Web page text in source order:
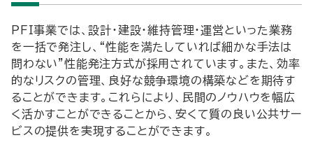
PFI事業では、設計・建設・維持管理・運営といった業務
を一括で発注し、“性能を満たしていれば細かな手法は
問わない”性能発注方式が採用されています。また、効率
的なリスクの管理、良好な競争環境の構築などを期待す
ることができます。これらにより、民間のノウハウを幅広
く活かすことができることから、安くて質の良い公共サー
ビスの提供を実現することができます。